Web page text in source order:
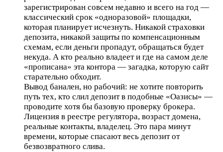
зарегистрирован совсем недавно и всего на год —
классический срок «одноразовой» площадки,
которая планирует исчезнуть. Никакой страховки
депозита, никакой защиты по компенсационным
схемам, если деньги пропадут, обращаться будет
некуда. А кто реально владеет и где на самом деле
«прописана» эта контора — загадка, которую сайт
старательно обходит.
Вывод банален, но рабочий: не хотите повторить
путь тех, кто слил депозит в подобные «Оазисы» —
проводите хотя бы базовую проверку брокера.
Лицензия в реестре регулятора, возраст домена,
реальные контакты, владелец. Это пара минут
времени, которые спасают весь депозит от
безвозвратного слива.